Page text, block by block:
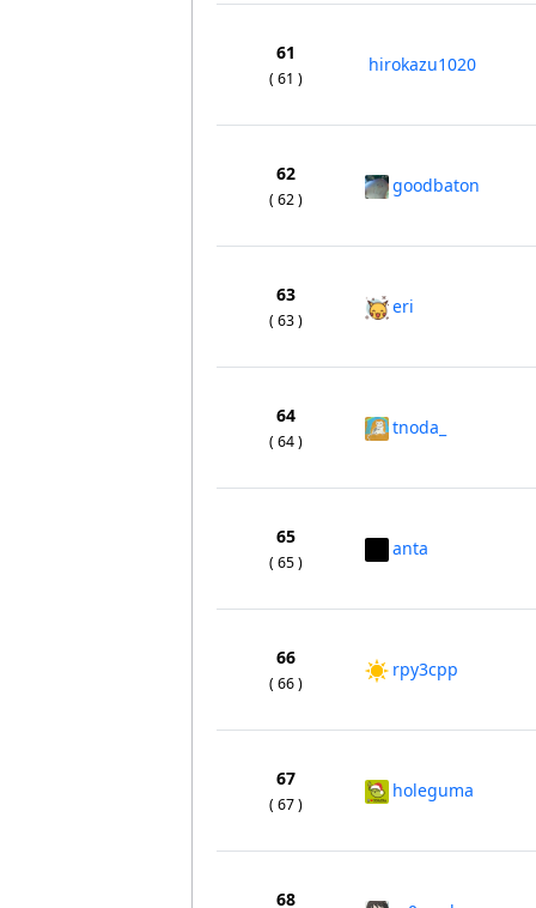
61
( 61 )
hirokazu1020
62
( 62 )
goodbaton
63
( 63 )
eri
64
( 64 )
tnoda_
65
( 65 )
anta
66
( 66 )
rpy3cpp
67
( 67 )
holeguma
68